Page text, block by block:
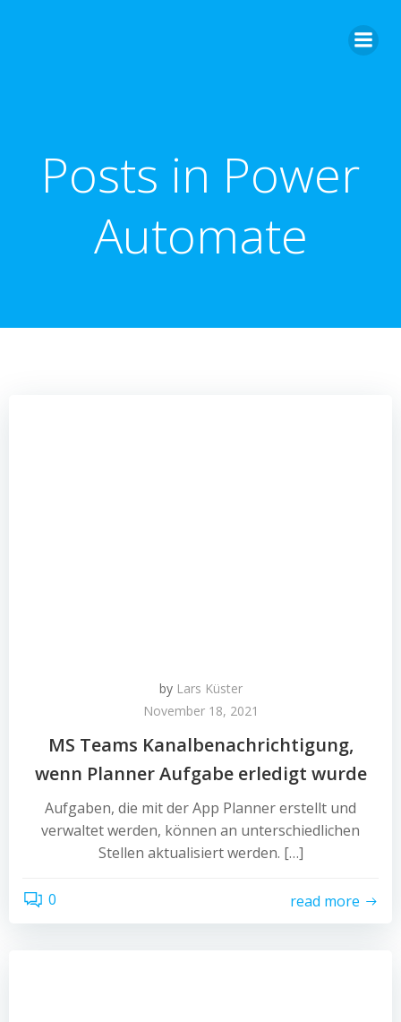
Posts in Power
Automate
by Lars Küster
November 18, 2021
MS Teams Kanalbenachrichtigung,
wenn Planner Aufgabe erledigt wurde
Aufgaben, die mit der App Planner erstellt und
verwaltet werden, können an unterschiedlichen
Stellen aktualisiert werden. […]
0 read more